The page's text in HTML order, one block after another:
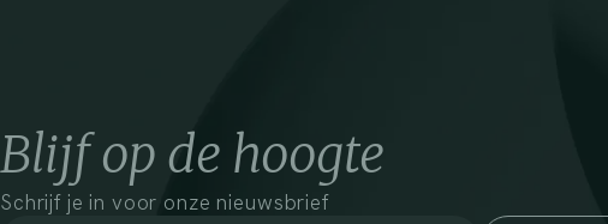
Blijf op de hoogte
Schrijf je in voor onze nieuwsbrief